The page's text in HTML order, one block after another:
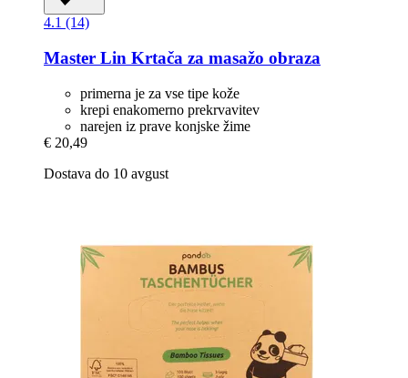
4.1 (14)
Master Lin Krtača za masažo obraza
primerna je za vse tipe kože
krepi enakomerno prekrvavitev
narejen iz prave konjske žime
€ 20,49
Dostava do 10 avgust